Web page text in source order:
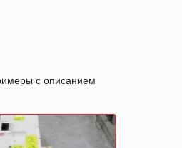
с описанием